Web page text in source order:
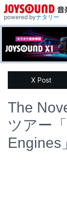
powered byナタリー
X Post
The
ツアー
Engines